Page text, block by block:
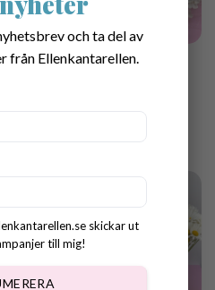
och ta del av
från Ellenkantarellen.
skickar ut
till mig!
Mönster Virkade